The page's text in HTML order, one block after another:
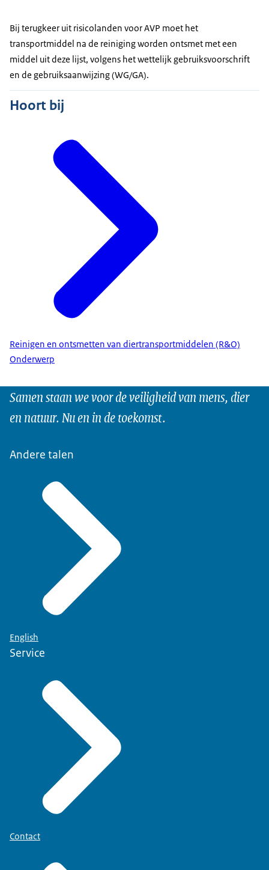
Bij terugkeer uit risicolanden voor AVP moet het
transportmiddel na de reiniging worden ontsmet met een
middel uit deze lijst, volgens het wettelijk gebruiksvoorschrift
en de gebruiksaanwijzing (WG/GA).
Hoort bij
Reinigen en ontsmetten van diertransportmiddelen (R&O)
Onderwerp
Samen staan we voor de veiligheid van mens, dier
en natuur. Nu en in de toekomst.
Andere talen
English
Service
Contact